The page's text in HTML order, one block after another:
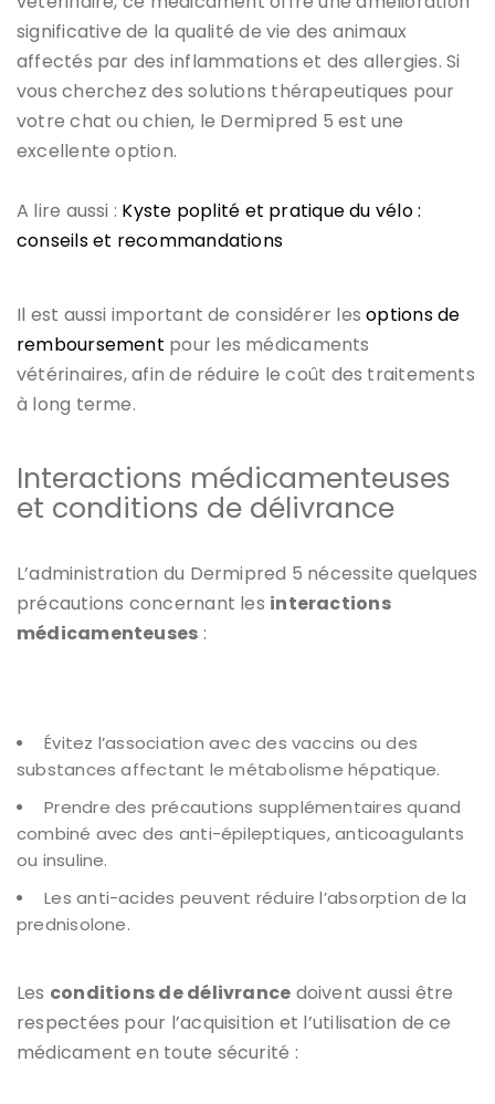
significative de la qualité de vie des animaux
affectés par des inflammations et des allergies. Si
vous cherchez des solutions thérapeutiques pour
votre chat ou chien, le Dermipred 5 est une
excellente option.
A lire aussi : Kyste poplité et pratique du vélo :
conseils et recommandations
Il est aussi important de considérer lesoptions de
remboursement pour les médicaments
vétérinaires, afin de réduire le coût des traitements
à long terme.
Interactions médicamenteuses
et conditions de délivrance
L’administration du Dermipred 5 nécessite quelques
précautions concernant les interactions
médicamenteuses :
Évitez l’association avec des vaccins ou des
substances affectant le métabolisme hépatique.
Prendre des précautions supplémentaires quand
combiné avec des anti-épileptiques, anticoagulants
ou insuline.
Les anti-acides peuvent réduire l’absorption de la
prednisolone.
Les conditions de délivrance doivent aussi être
respectées pour l’acquisition et l’utilisation de ce
médicament en toute sécurité :